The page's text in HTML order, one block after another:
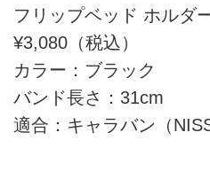
フリップベッド ホルダ
¥3,080（税込）
カラー：ブラック
バンド長さ：31cm
適合：キャラバン（